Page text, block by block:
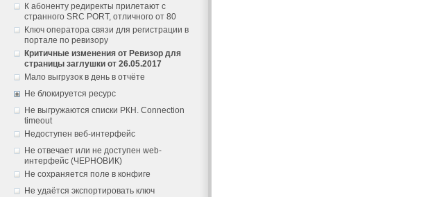
К абоненту редиректы прилетают с
странного SRC PORT, отличного от 80
Ключ оператора связи для регистрации в
портале по ревизору
Критичные изменения от Ревизор для
страницы заглушки от 26.05.2017
Мало выгрузок в день в отчёте
Не блокируется ресурс
Не выгружаются списки РКН. Connection
timeout
Недоступен веб-интерфейс
Не отвечает или не доступен web-
интерфейс (ЧЕРНОВИК)
Не сохраняется поле в конфиге
Не удаётся экспортировать ключ